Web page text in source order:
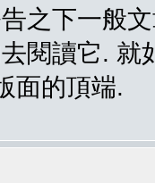
之下一般
閱讀它.
面的頂端.